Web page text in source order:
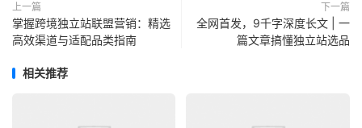
上一篇
掌握跨境独立站联盟营销：精选
高效渠道与适配品类指南
下一篇
全网首发，9千字深度长文 | 一
篇文章搞懂独立站选品
相关推荐